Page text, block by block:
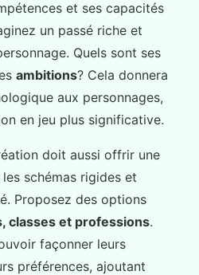
et ses capacités
un passé riche et
Quels sont ses
ambitions? Cela donnera
aux personnages,
en jeu plus significative.
doit aussi offrir une
schémas rigides et
Proposez des options
classes et professions.
façonner leurs
préférences, ajoutant